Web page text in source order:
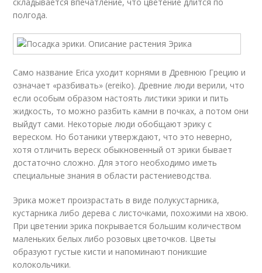
полгода.
Само название Erica уходит корнями в Древнюю Грецию и
означает «разбивать» (ereiko). Древние люди верили, что
если особым образом настоять листики эрики и пить
жидкость, то можно разбить камни в почках, а потом они
выйдут сами. Некоторые люди обобщают эрику с
вереском. Но ботаники утверждают, что это неверно,
хотя отличить вереск обыкновенный от эрики бывает
достаточно сложно. Для этого необходимо иметь
специальные знания в области растениеводства.
Эрика может произрастать в виде полукустарника,
кустарника либо дерева с листочками, похожими на хвою.
При цветении эрика покрывается большим количеством
маленьких белых либо розовых цветочков. Цветы
образуют густые кисти и напоминают поникшие
колокольчики.